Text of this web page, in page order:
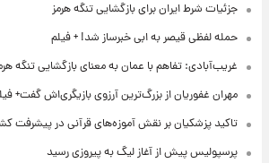
جزئیات شرط ایران برای بازگشایی تنگه هرمز
حمله لفظی قیصر به ابی خبرساز شد! + فیلم
غریب‌آبادی: تفاهم با عمان به معنای بازگشایی تنگه
مهران غفوریان از بزرگ‌ترین آرزوی بازیگری‌اش گفت+
تاکید پزشکیان بر نقش آموزه‌های قرآنی در پیشرفت
پرسپولیس پیش از آغاز لیگ به پیروزی رسید